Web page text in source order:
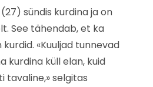
sündis kurdina ja on
See tähendab, et ka
«Kuuljad tunnevad
kurdina küll elan, kuid
tavaline,» selgitas